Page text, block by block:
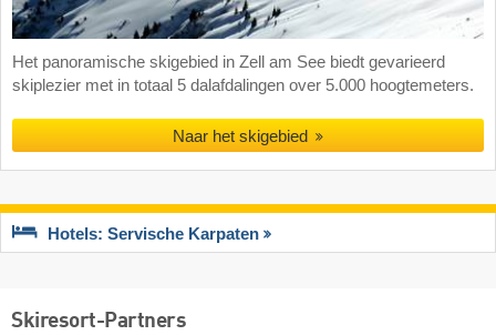
Het panoramische skigebied in Zell am See biedt gevarieerd
skiplezier met in totaal 5 dalafdalingen over 5.000 hoogtemeters.
Naar het skigebied
Hotels: Servische Karpaten
Skiresort-Partners